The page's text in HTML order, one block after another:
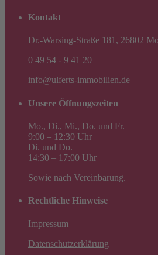
Kontakt
Dr.-Warsing-Straße 181, 26802
0 49 54 - 9 41 20
info@ulferts-immobilien.de
Unsere Öffnungszeiten
Mo., Di., Mi., Do. und Fr.
9:00 – 12:30 Uhr
Di. und Do.
14:30 – 17:00 Uhr
Sowie nach Vereinbarung.
Rechtliche Hinweise
Impressum
Datenschutzerklärung